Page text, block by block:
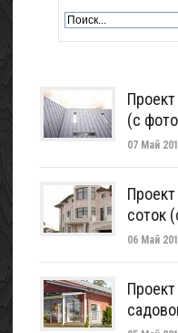
(с
07 Май
соток
06 Май